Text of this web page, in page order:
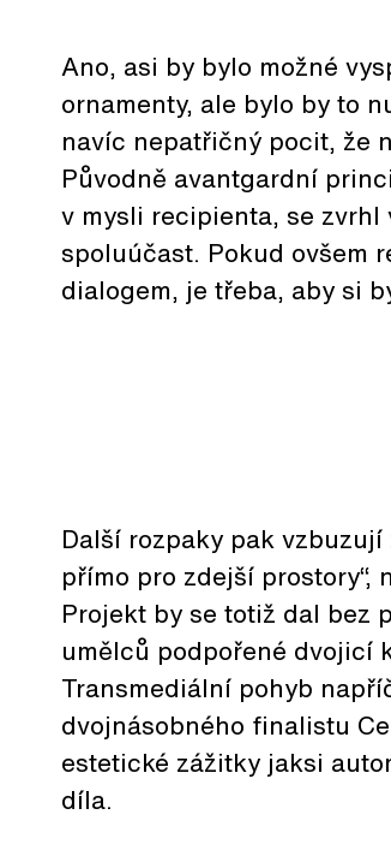
Ano, asi by bylo možné
ornamenty, ale bylo by to
navíc nepatřičný pocit, že
Původně avantgardní
v mysli recipienta, se
spoluúčast. Pokud ovšem
dialogem, je třeba, aby si
Další rozpaky pak
přímo pro zdejší
Projekt by se totiž dal bez
umělců podpořené dvojicí
Transmediální pohyb
dvojnásobného finalistu
estetické zážitky jaksi
díla.